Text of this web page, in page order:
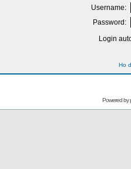
Username:
Password:
Login
Ho
Powered by